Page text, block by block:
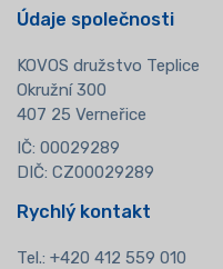
Údaje společnosti
KOVOS družstvo Teplice
Okružní 300
407 25 Verneřice
IČ: 00029289
DIČ: CZ00029289
Rychlý kontakt
Tel.: +420 412 559 010